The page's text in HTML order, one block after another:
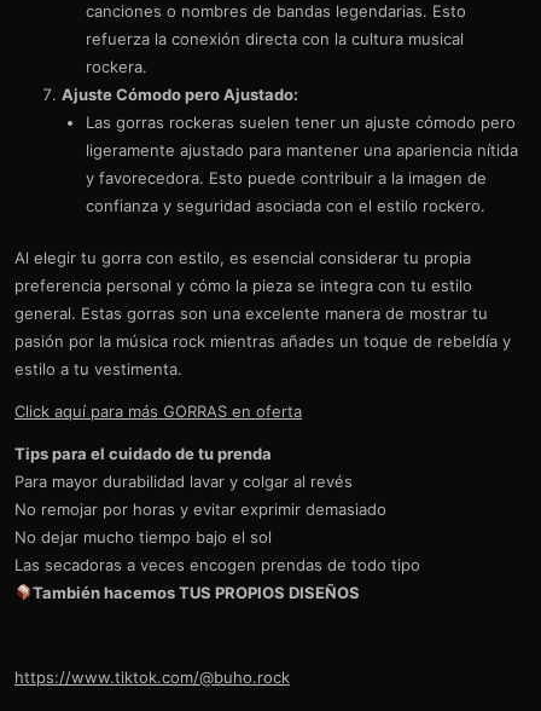
canciones o nombres de bandas legendarias. Esto
refuerza la conexión directa con la cultura musical
rockera.
Ajuste Cómodo pero Ajustado:
Las gorras rockeras suelen tener un ajuste cómodo pero
ligeramente ajustado para mantener una apariencia nítida
y favorecedora. Esto puede contribuir a la imagen de
confianza y seguridad asociada con el estilo rockero.
Al elegir tu gorra con estilo, es esencial considerar tu propia
preferencia personal y cómo la pieza se integra con tu estilo
general. Estas gorras son una excelente manera de mostrar tu
pasión por la música rock mientras añades un toque de rebeldía y
estilo a tu vestimenta.
Click aquí para más GORRAS en oferta
Tips para el cuidado de tu prenda
Para mayor durabilidad lavar y colgar al revés
No remojar por horas y evitar exprimir demasiado
No dejar mucho tiempo bajo el sol
Las secadoras a veces encogen prendas de todo tipo
También hacemos TUS PROPIOS DISEÑOS
https://www.tiktok.com/@buho.rock